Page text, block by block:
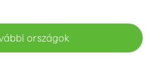
országok